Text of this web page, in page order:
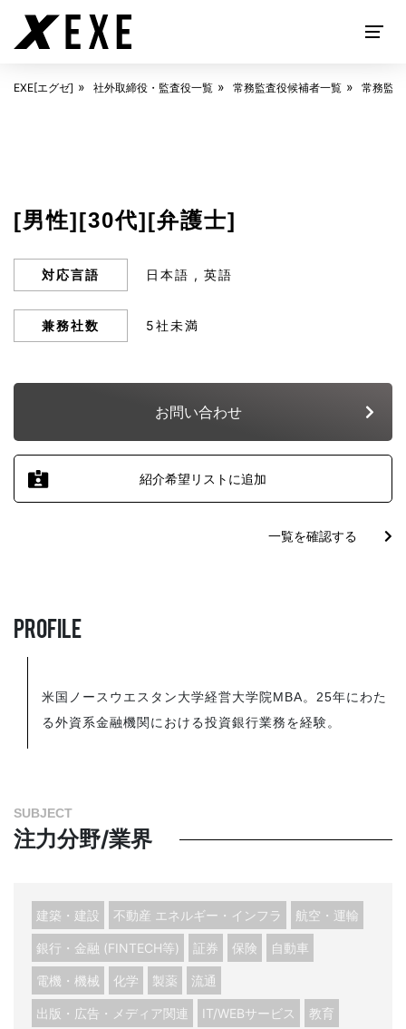
EXECUTIVE SEARCH
ABOUT EXE[エグゼ]とは
SOLUTION
FAQ よくある質問
サービス資料ダウンロード
EXE[エグゼ] 社外取締役・監査役一覧 常務監査役候補者一覧 常務監
[男性][30代][弁護士]
対応言語 日本語 英語
兼務社数 5社未満
お問い合わせ
紹介希望リストに追加
一覧を確認する
PROFILE
米国ノースウエスタン大学経営大学院MBA。25年にわた
る外資系金融機関における投資銀行業務を経験。
SUBJECT
注力分野/業界
建築・建設 不動産 エネルギー・インフラ 航空・運輸
銀行・金融 (FINTECH等) 証券 保険 自動車
電機・機械 化学 製薬 流通
出版・広告・メディア関連 IT/WEBサービス 教育